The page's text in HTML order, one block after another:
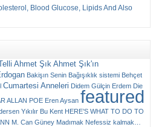
Blood Glucose, Lipids And Also
Ahmet Şık Ahmet Şık'ın
Bakişın Senin Bağışıklık sistemi Behçet
Cumartesi Anneleri Didem Gülçin Erdem Die
ALLAN POE Eren Aysan featured
Yıkılır Bu Kent HERE’S WHAT TO DO TO
M. Can Güney Madımak Nefessiz kalmak…